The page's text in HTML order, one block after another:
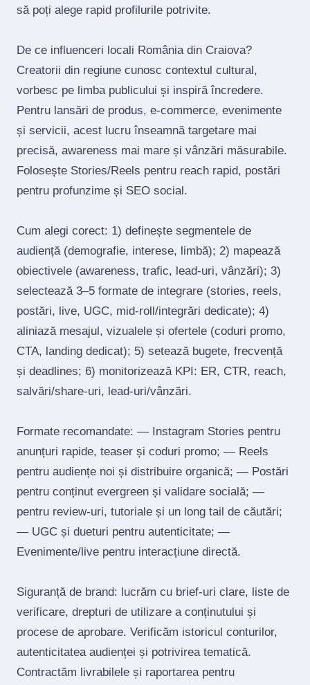
să poți alege rapid profilurile potrivite.
De ce influenceri locali România din Craiova?
Creatorii din regiune cunosc contextul cultural,
vorbesc pe limba publicului și inspiră încredere.
Pentru lansări de produs, e‑commerce, evenimente
și servicii, acest lucru înseamnă targetare mai
precisă, awareness mai mare și vânzări măsurabile.
Folosește Stories/Reels pentru reach rapid, postări
pentru profunzime și SEO social.
Cum alegi corect: 1) definește segmentele de
audiență (demografie, interese, limbă); 2) mapează
obiectivele (awareness, trafic, lead‑uri, vânzări); 3)
selectează 3–5 formate de integrare (stories, reels,
postări, live, UGC, mid‑roll/integrări dedicate); 4)
aliniază mesajul, vizualele și ofertele (coduri promo,
CTA, landing dedicat); 5) setează bugete, frecvență
și deadlines; 6) monitorizează KPI: ER, CTR, reach,
salvări/share‑uri, lead‑uri/vânzări.
Formate recomandate: — Instagram Stories pentru
anunțuri rapide, teaser și coduri promo; — Reels
pentru audiențe noi și distribuire organică; — Postări
pentru conținut evergreen și validare socială; —
pentru review‑uri, tutoriale și un long tail de căutări;
— UGC și dueturi pentru autenticitate; —
Evenimente/live pentru interacțiune directă.
Siguranță de brand: lucrăm cu brief‑uri clare, liste de
verificare, drepturi de utilizare a conținutului și
procese de aprobare. Verificăm istoricul conturilor,
autenticitatea audienței și potrivirea tematică.
Contractăm livrabilele și raportarea pentru